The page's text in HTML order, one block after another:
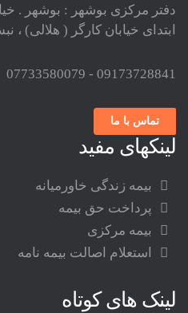
دفتر مرکزی بوشهر : بوشهر .
ابتدای خیابان کارگر ( هلالی) ،
09173728841 - 07733580079
تماس با ما
لینکهای مفید
بیمه زندگی خاورمیانه
پرداخت حق بیمه
بیمه مرکزی
استعلام اصالت بیمه نامه
لینک های کوتاه